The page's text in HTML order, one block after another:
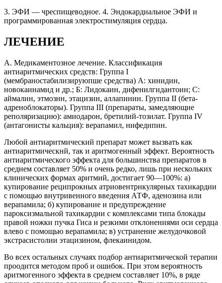
3. ЭФИ — чреспищеводное. 4. Эндокардиальное ЭФИ и
программированная электростимуляция сердца.
ЛЕЧЕНИЕ
А. Медикаментозное лечение. Классификация
антиаритмических средств: Группа I
(мембраностабилизируюпше средства) А: хинидин,
новокаинамид и др.; Б: Лидокаин, дифенилгидантоин; С:
аймалин, этмознн, этацизин, аллапинин. Группа II (бета-
адреноблокаторы). Группа III (препараты, замедляющие
реполяризацию): амиодарон, бретилий-тозилат. Группа IV
(антагонисты кальция): верапамил, нифедипин.
Любой антиаритмический препарат может вызвать как
антиаритмическнй, так и аритмогенный эффект. Вероятность
антиаритмического эффекта для большинства препаратов в
среднем составляет 50% и очень редко, лишь при нескольких
клинических формах аритмий, достигает 90—100%: а)
купирование реципрокных атриовентрнкулярных тахикардии
с помощью внутривенного введения АТФ, аденозина или
верапамила; б) купирование и предупреждение
пароксизмальной тахикардии с комплексами типа блокады
правой ножки пучка Гиса и резкими отклонениями оси сердца
влево с помощью верапамила; в) устранение желудочковой
экстрасистолии этацизином, флекаинидом.
Во всех остальных случаях подбор антиаритмической терапии
проодится методом проб и ошибок. При этом вероятность
аритмогенного эффекта в среднем составляет 10%, в ряде